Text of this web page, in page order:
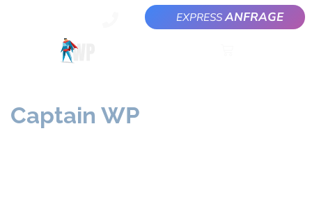
EXPRESS ANFRAGE
Captain WP